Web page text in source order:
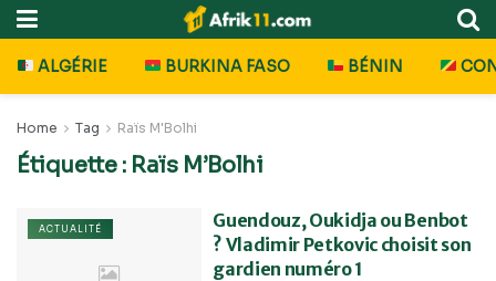
ALGÉRIE BURKINA FASO BÉNIN
Home Tag Raïs M'Bolhi
Étiquette : Raïs M’Bolhi
ACTUALITÉ
Guendouz, Oukidja ou Benbot
? Vladimir Petkovic choisit son
gardien numéro 1